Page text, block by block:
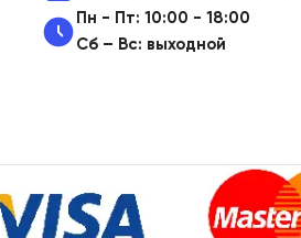
Пн - Пт: 10:00 - 18:00
Сб – Вс: выходной